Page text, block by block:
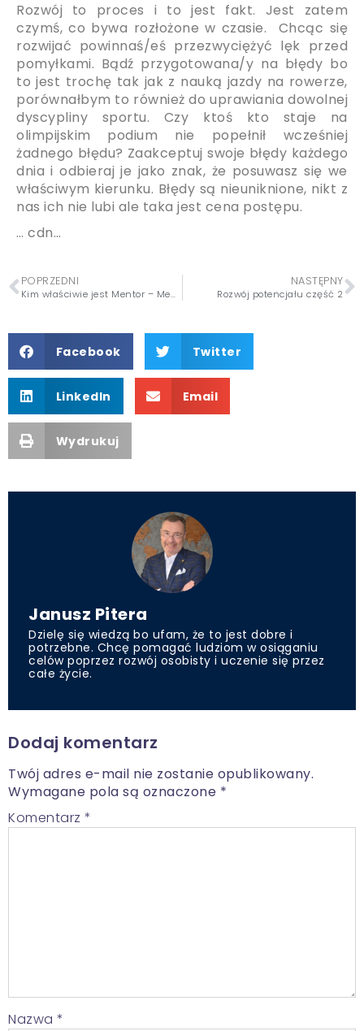
Rozwój to proces i to jest fakt. Jest zatem
czymś, co bywa rozłożone w czasie. Chcąc się
rozwijać powinnaś/eś przezwyciężyć lęk przed
pomyłkami. Bądź przygotowana/y na błędy bo
to jest trochę tak jak z nauką jazdy na rowerze,
porównałbym to również do uprawiania dowolnej
dyscypliny sportu. Czy ktoś kto staje na
olimpijskim podium nie popełnił wcześniej
żadnego błędu? Zaakceptuj swoje błędy każdego
dnia i odbieraj je jako znak, że posuwasz się we
właściwym kierunku. Błędy są nieuniknione, nikt z
nas ich nie lubi ale taka jest cena postępu.
… cdn…
POPRZEDNI
Kim właściwie jest Mentor – Mentorem czy męczennikiem? – część 3
NASTĘPNY
Rozwój potencjału część 2
Facebook Twitter
LinkedIn Email
Wydrukuj
Janusz Pitera
Dzielę się wiedzą bo ufam, że to jest dobre i
potrzebne. Chcę pomagać ludziom w osiąganiu
celów poprzez rozwój osobisty i uczenie się przez
całe życie.
Dodaj komentarz
Twój adres e-mail nie zostanie opublikowany.
Wymagane pola są oznaczone *
Komentarz *
Nazwa *